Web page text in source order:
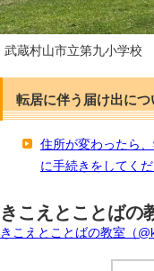
武蔵村山市立第九小学校
転居に伴う届け出につ
住所が変わったら
に手続きをしてくだ
きこえとことば
きこえとことばの教室（